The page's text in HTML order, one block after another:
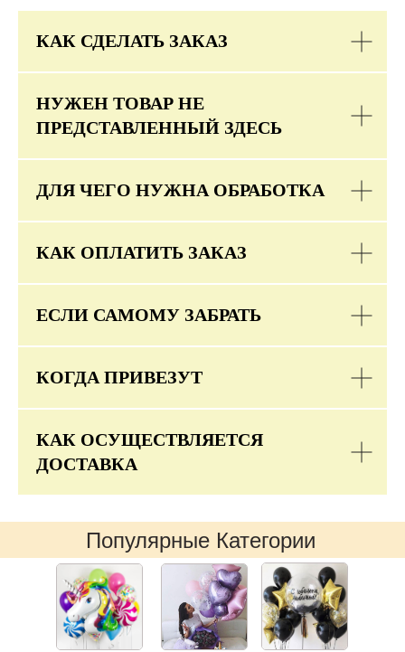
КАК СДЕЛАТЬ ЗАКАЗ
НУЖЕН ТОВАР НЕ
ПРЕДСТАВЛЕННЫЙ ЗДЕСЬ
ДЛЯ ЧЕГО НУЖНА ОБРАБОТКА
КАК ОПЛАТИТЬ ЗАКАЗ
ЕСЛИ САМОМУ ЗАБРАТЬ
КОГДА ПРИВЕЗУТ
КАК ОСУЩЕСТВЛЯЕТСЯ
ДОСТАВКА
Популярные Категории